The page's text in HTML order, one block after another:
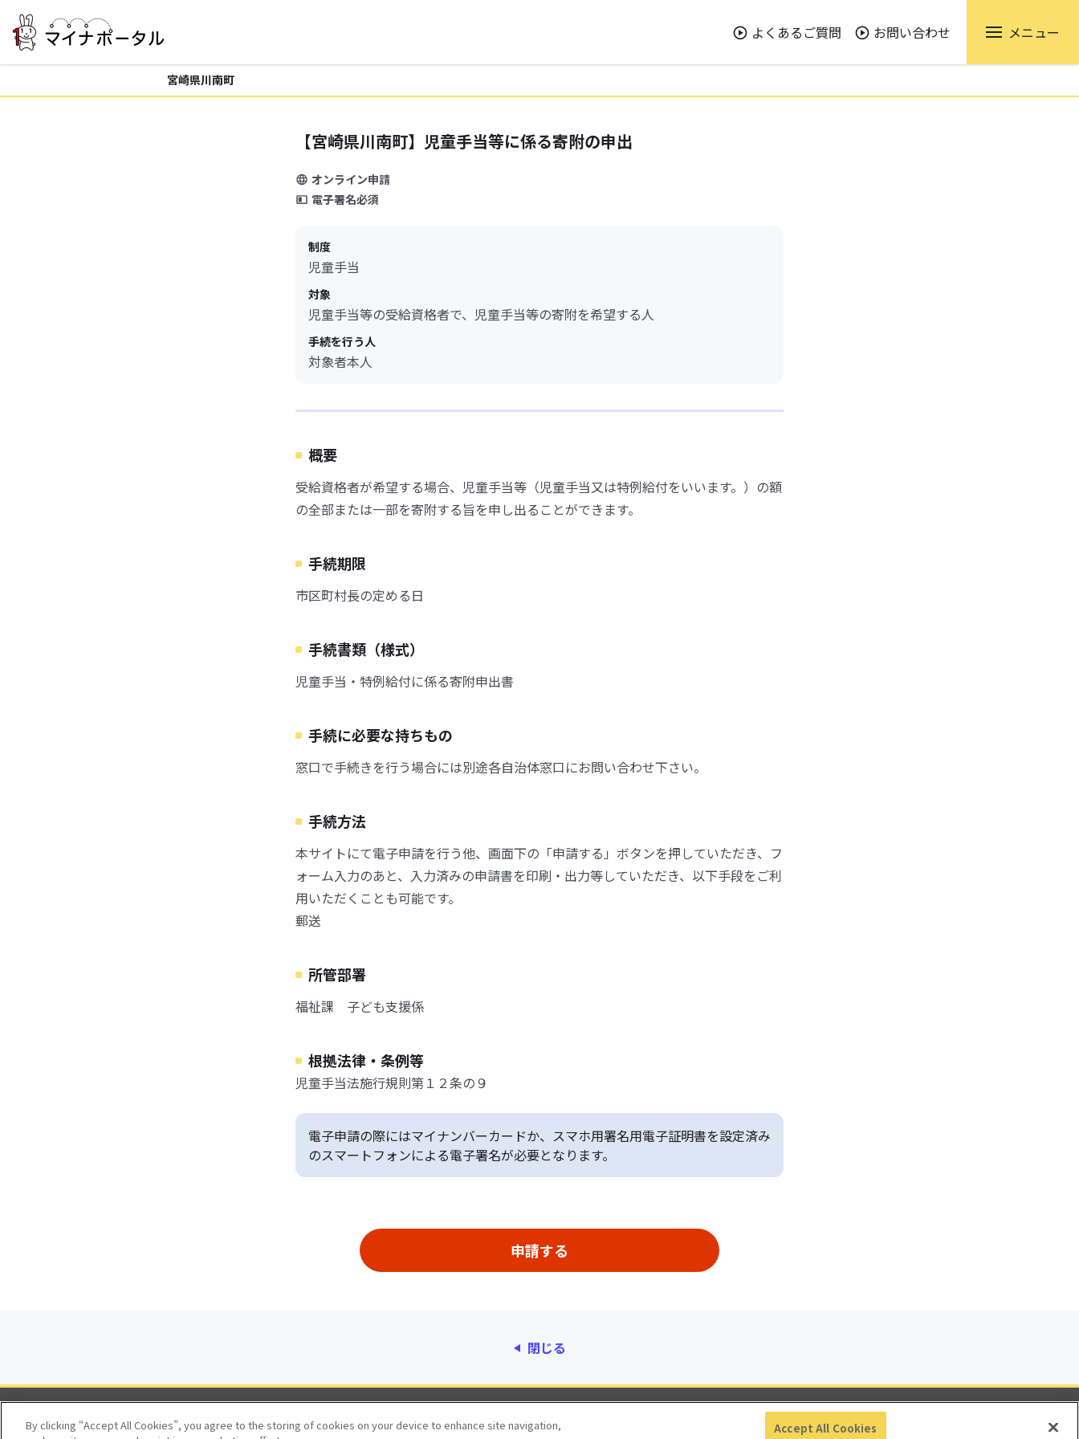
よくあるご質問 お問い合わせ メニュー
宮崎県川南町
【宮崎県川南町】児童手当等に係る寄附の申出
オンライン申請
電子署名必須
制度
児童手当
対象
児童手当等の受給資格者で、児童手当等の寄附を希望する人
手続を行う人
対象者本人
概要
受給資格者が希望する場合、児童手当等（児童手当又は特例給付をいいます。）の額
の全部または一部を寄附する旨を申し出ることができます。
手続期限
市区町村長の定める日
手続書類（様式）
児童手当・特例給付に係る寄附申出書
手続に必要な持ちもの
窓口で手続きを行う場合には別途各自治体窓口にお問い合わせ下さい。
手続方法
本サイトにて電子申請を行う他、画面下の「申請する」ボタンを押していただき、フ
ォーム入力のあと、入力済みの申請書を印刷・出力等していただき、以下手段をご利
用いただくことも可能です。
郵送
所管部署
福祉課 子ども支援係
根拠法律・条例等
児童手当法施行規則第１２条の９
電子申請の際にはマイナンバーカードか、スマホ用署名用電子証明書を設定済み
のスマートフォンによる電子署名が必要となります。
閉じる
動作環境 個人情報保護 利用規約 アクセシビリティ
By clicking “Accept All Cookies”, you agree to the storing of cookies on your device to enhance site navigation,
Accept All Cookies